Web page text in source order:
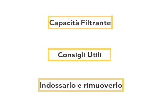
Capacità Filtrante
Consigli Utili
Indossarlo e rimuoverlo